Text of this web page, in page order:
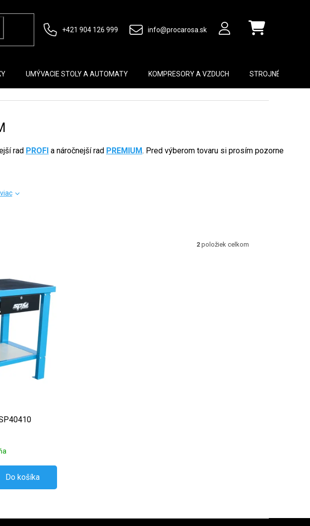
+421 904 126 999 info@procarosa.sk Nákupný košík
UMÝVACIE STOLY A AUTOMATY KOMPRESORY A VZDUCH STROJNÉ
rad PROFI a náročnejší rad PREMIUM. Pred výberom tovaru si prosím pozorne
2 položiek celkom
Do košíka